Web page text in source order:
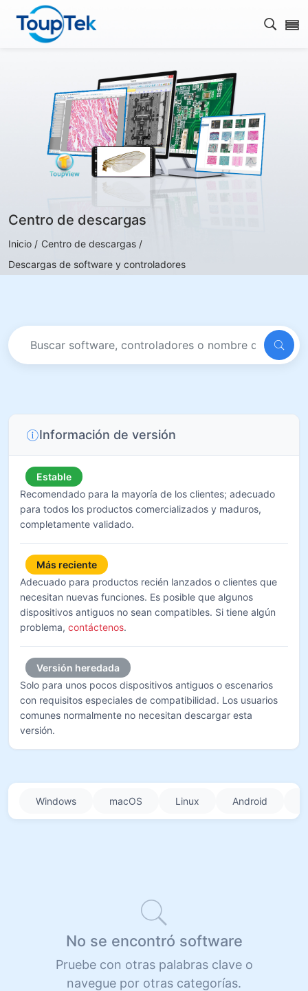
Abrir
Centro de descargas
Inicio / Centro de descargas /
Descargas de software y controladores
Información de versión
Estable
Recomendado para la mayoría de los clientes; adecuado
para todos los productos comercializados y maduros,
completamente validado.
Más reciente
Adecuado para productos recién lanzados o clientes que
necesitan nuevas funciones. Es posible que algunos
dispositivos antiguos no sean compatibles. Si tiene algún
problema, contáctenos.
Versión heredada
Solo para unos pocos dispositivos antiguos o escenarios
con requisitos especiales de compatibilidad. Los usuarios
comunes normalmente no necesitan descargar esta
versión.
Windows macOS Linux Android
No se encontró software
Pruebe con otras palabras clave o
navegue por otras categorías.